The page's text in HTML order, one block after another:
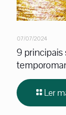
07/07/2024
9
Ler